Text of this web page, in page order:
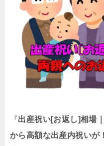
『出産祝い[お返し]相場
から高額な出産内祝いが！